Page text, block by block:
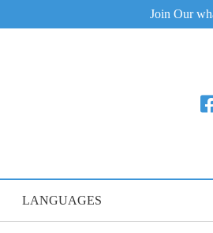
Join Our
LANGUAGES